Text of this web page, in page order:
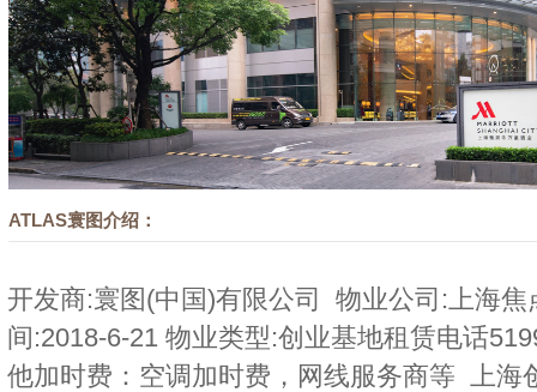
ATLAS寰图介绍：
开发商:寰图(中国)有限公司 物业公司:上海焦
间:2018-6-21 物业类型:创业基地租赁电话
他加时费：空调加时费，网线服务商等 上海